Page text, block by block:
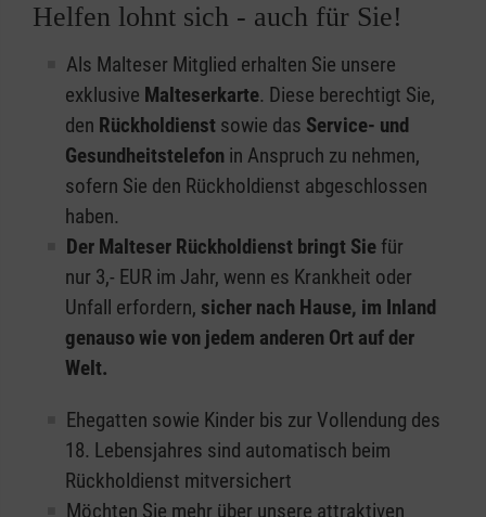
Helfen lohnt sich - auch für Sie!
Als Malteser Mitglied erhalten Sie unsere
exklusive Malteserkarte. Diese berechtigt Sie,
den Rückholdienst sowie das Service- und
Gesundheitstelefon in Anspruch zu nehmen,
sofern Sie den Rückholdienst abgeschlossen
haben.
Der Malteser Rückholdienst bringt Sie für
nur 3,- EUR im Jahr, wenn es Krankheit oder
Unfall erfordern, sicher nach Hause, im Inland
genauso wie von jedem anderen Ort auf der
Welt.
Ehegatten sowie Kinder bis zur Vollendung des
18. Lebensjahres sind automatisch beim
Rückholdienst mitversichert
Möchten Sie mehr über unsere attraktiven